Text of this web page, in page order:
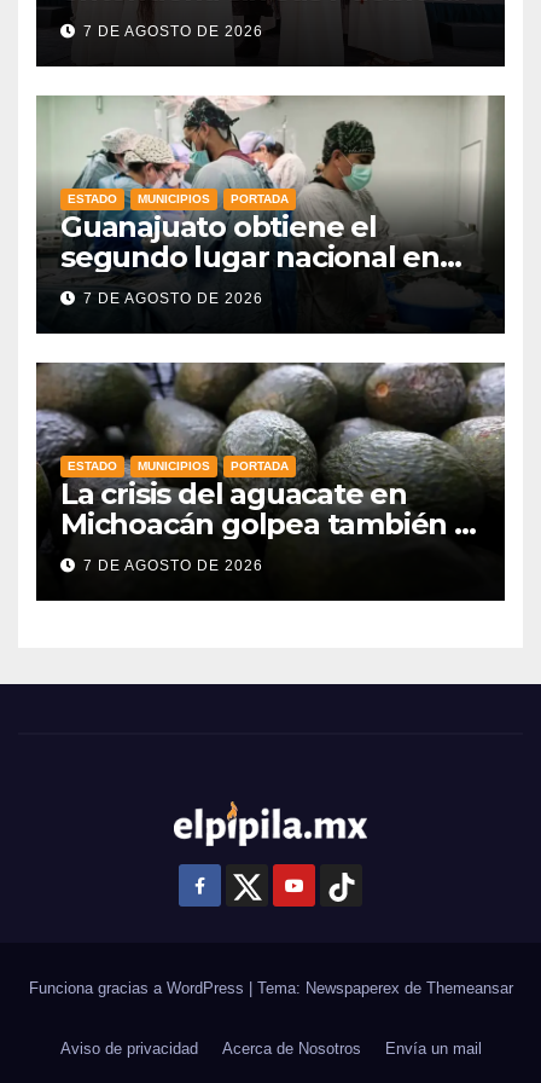
Indígenas”: Libia Dennise
fortalece el orgullo del
7 DE AGOSTO DE 2026
ESTADO MUNICIPIOS PORTADA
Guanajuato obtiene el
segundo lugar nacional en
procuración de órganos
7 DE AGOSTO DE 2026
ESTADO MUNICIPIOS PORTADA
La crisis del aguacate en
Michoacán golpea también a
productores de Guanajuato
7 DE AGOSTO DE 2026
Funciona gracias a WordPress Tema: Newspaperex de Themeansar
Aviso de privacidad Acerca de Nosotros Envía un mail